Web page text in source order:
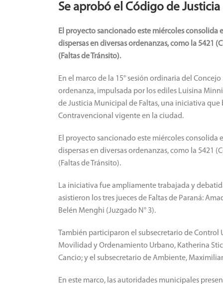
Se aprobó el Código de Justicia
El proyecto sancionado este miércoles
dispersas en diversas ordenanzas, como la 5421
(Faltas de Tránsito).
En el marco de la 15° sesión ordinaria del
ordenanza, impulsada por los ediles Luisina
de Justicia Municipal de Faltas, una iniciativa
Contravencional vigente en la ciudad.
El proyecto sancionado este miércoles
dispersas en diversas ordenanzas, como la 5421
(Faltas de Tránsito).
La iniciativa fue ampliamente trabajada y
asistieron los tres jueces de Faltas de Paraná:
Belén Menghi (Juzgado N° 3).
También participaron el subsecretario de Control
Movilidad y Ordenamiento Urbano, Katherina
Cancio; y el subsecretario de Ambiente,
En este marco, las autoridades municipales